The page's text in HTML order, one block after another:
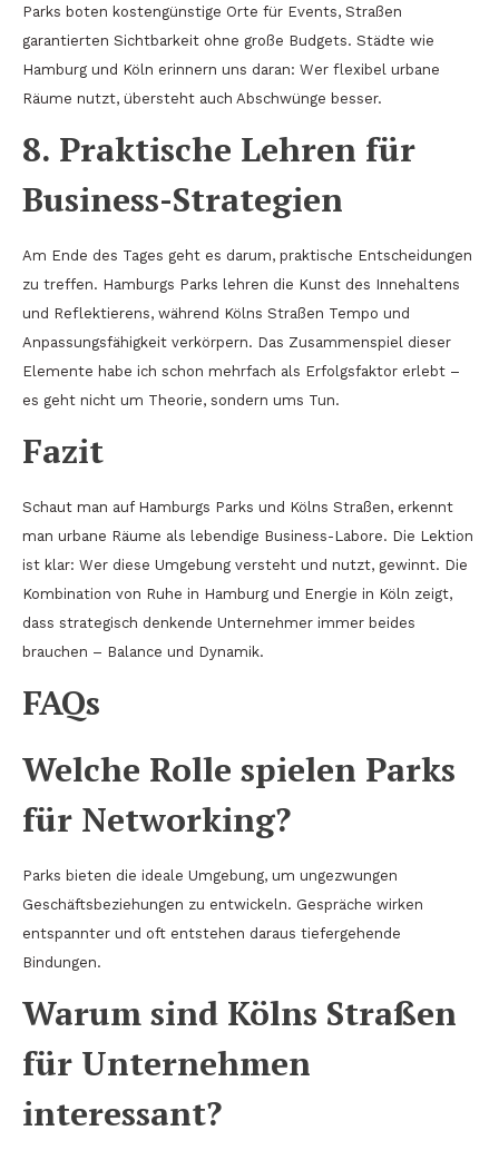
Parks boten kostengünstige Orte für Events, Straßen
garantierten Sichtbarkeit ohne große Budgets. Städte wie
Hamburg und Köln erinnern uns daran: Wer flexibel urbane
Räume nutzt, übersteht auch Abschwünge besser.
8. Praktische Lehren für
Business-Strategien
Am Ende des Tages geht es darum, praktische Entscheidungen
zu treffen. Hamburgs Parks lehren die Kunst des Innehaltens
und Reflektierens, während Kölns Straßen Tempo und
Anpassungsfähigkeit verkörpern. Das Zusammenspiel dieser
Elemente habe ich schon mehrfach als Erfolgsfaktor erlebt –
es geht nicht um Theorie, sondern ums Tun.
Fazit
Schaut man auf Hamburgs Parks und Kölns Straßen, erkennt
man urbane Räume als lebendige Business-Labore. Die Lektion
ist klar: Wer diese Umgebung versteht und nutzt, gewinnt. Die
Kombination von Ruhe in Hamburg und Energie in Köln zeigt,
dass strategisch denkende Unternehmer immer beides
brauchen – Balance und Dynamik.
FAQs
Welche Rolle spielen Parks
für Networking?
Parks bieten die ideale Umgebung, um ungezwungen
Geschäftsbeziehungen zu entwickeln. Gespräche wirken
entspannter und oft entstehen daraus tiefergehende
Bindungen.
Warum sind Kölns Straßen
für Unternehmen
interessant?